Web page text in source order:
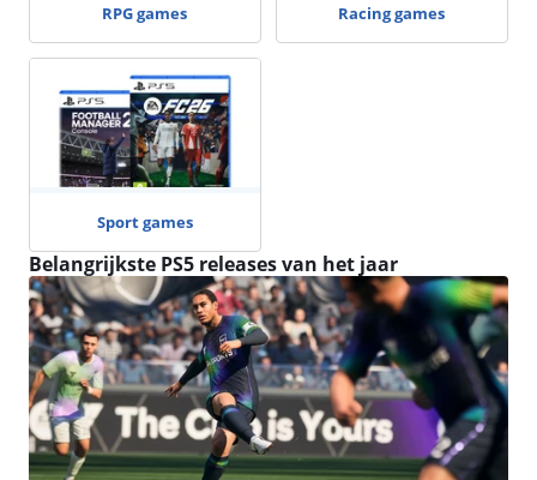
RPG games Racing games
Sport games
Belangrijkste PS5 releases van het jaar